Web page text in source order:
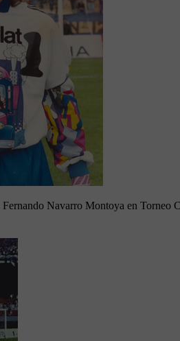
Navarro Montoya en Torneo